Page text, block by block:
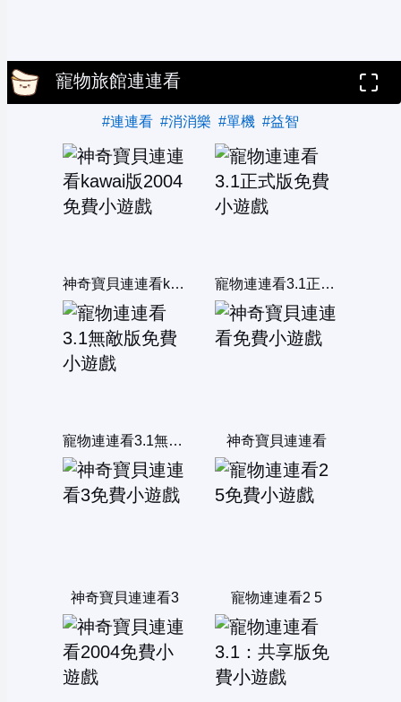
寵物旅館連連看
#連連看 #消消樂 #單機 #益智
神奇寶貝連連看kawai版2004 寵物連連看3.1正式版
寵物連連看3.1無敵版 神奇寶貝連連看
神奇寶貝連連看3 寵物連連看2 5